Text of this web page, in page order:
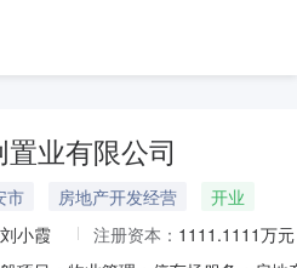
业有限公司
市 房地产开发经营
开业
刘小霞 注册资本： 1111.1111万元